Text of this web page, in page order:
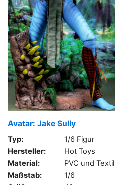
Avatar: Jake Sully
Typ:
1/6 Figur
Hersteller:
Hot Toys
Material:
PVC und Textil
Maßstab:
1/6